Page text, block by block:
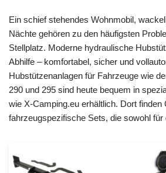
Ein schief stehendes Wohnmobil,
Nächte gehören zu den häufigsten
Stellplatz. Moderne hydraulische
Abhilfe – komfortabel, sicher und
Hubstützenanlagen für Fahrzeuge wie
290 und 295 sind heute bequem in
wie X-Camping.eu erhältlich. Dort finden
fahrzeugspezifische Sets, die sowohl